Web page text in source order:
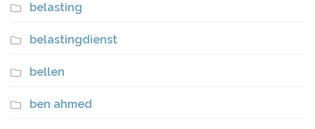
belasting
belastingdienst
bellen
ben ahmed